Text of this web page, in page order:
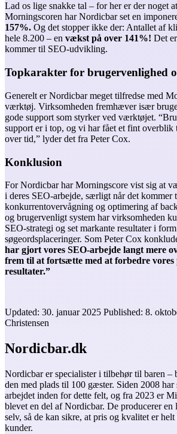
Lad os lige snakke tal – for her er der noget
Morningscoren har Nordicbar set en
157%. Og det stopper ikke der: Antallet af
hele 8.200 – en vækst på over 141%! Det
kommer til SEO-udvikling. ​
Topkarakter for brugervenlighed
Generelt er Nordicbar meget tilfredse med
værktøj. Virksomheden fremhæver især
gode support som styrker ved værktøjet.
support er i top, og vi har fået et fint
over tid,” lyder det fra Peter Cox.
Konklusion
For Nordicbar har Morningscore vist sig at
i deres SEO-arbejde, særligt når det kommer
konkurrentovervågning og optimering af
og brugervenligt system har virksomheden
SEO-strategi og set markante resultater i
søgeordsplaceringer. Som Peter Cox
har gjort vores SEO-arbejde langt mere
frem til at fortsætte med at forbedre vores
resultater.”
Updated: 30. januar 2025 Published: 8.
Christensen
Nordicbar.dk
Nordicbar er specialister i tilbehør til baren –
den med plads til 100 gæster. Siden 2008
arbejdet inden for dette felt, og fra 2023 er
blevet en del af Nordicbar. De producerer
selv, så de kan sikre, at pris og kvalitet er
kunder.